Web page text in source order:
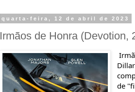
quarta-feira, 12 de abril de 2023
Irmãos de Honra (Devotion,
de